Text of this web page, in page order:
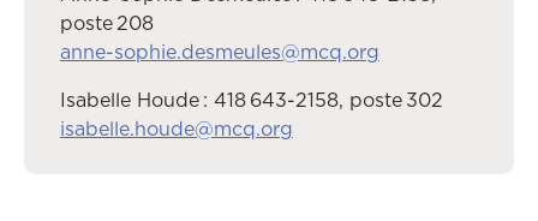
poste 208
anne-sophie.desmeules@mcq.org
Isabelle Houde : 418 643-2158, poste 302
isabelle.houde@mcq.org